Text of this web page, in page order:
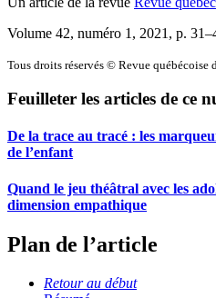
Volume 42, numéro 1, 2021 , p.
Tous droits réservés © Revue québécoise
Feuilleter les articles de ce
De la trace au tracé : les
de l’enfant
Quand le jeu théâtral avec les
dimension empathique
Plan de l’article
Retour au début